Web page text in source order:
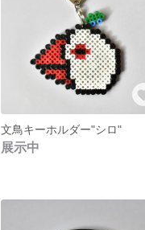
文鳥キーホルダー"シロ"
展示中